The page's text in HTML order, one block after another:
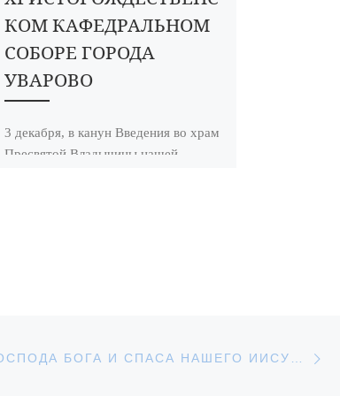
КОМ КАФЕДРАЛЬНОМ
СОБОРЕ ГОРОДА
УВАРОВО
3 декабря, в канун Введения во храм
Пресвятой Владычицы нашей
ПРЕОБРАЖЕНИЕ ГОСПОДА БОГА И СПАСА НАШЕГО ИИСУСА ХРИСТА